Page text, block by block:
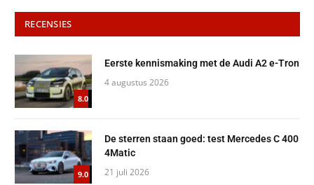
RECENSIES
8.0
Eerste kennismaking met de Audi A2 e-Tron
4 augustus 2026
9.0
De sterren staan goed: test Mercedes C 400
4Matic
21 juli 2026